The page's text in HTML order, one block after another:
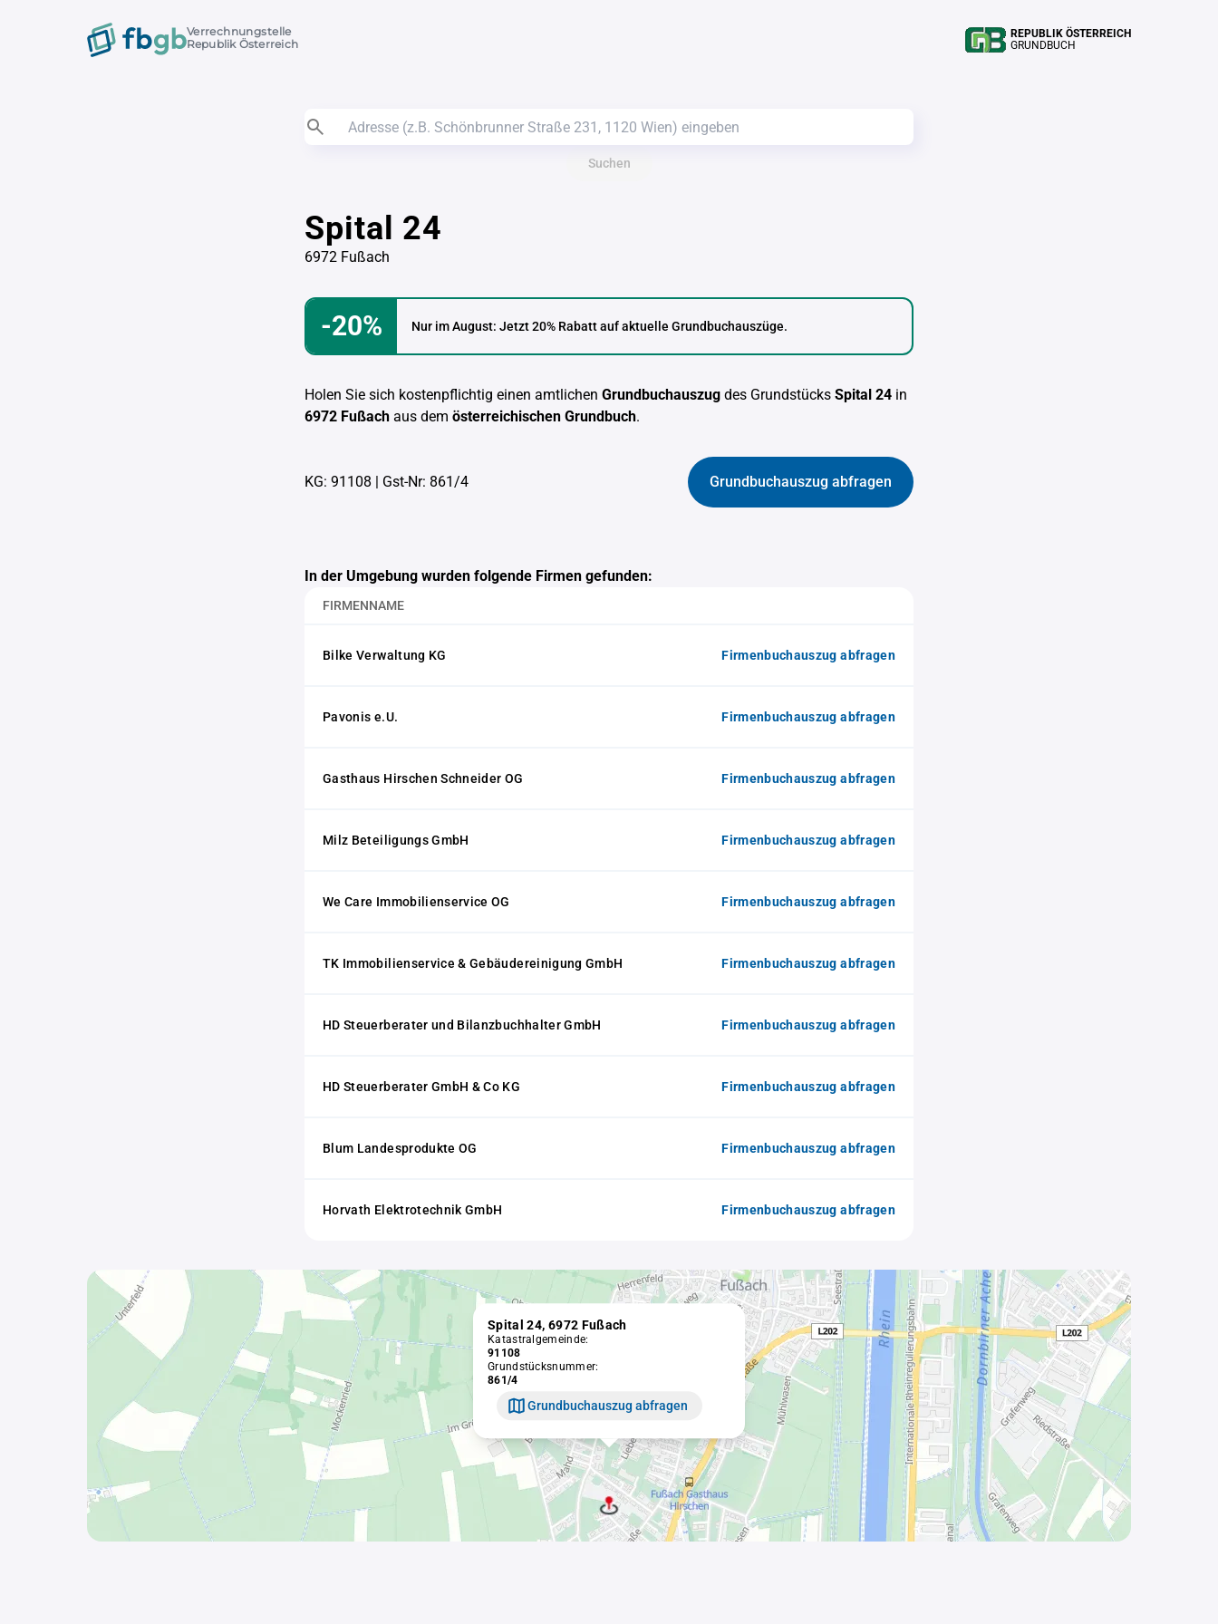
Verrechnungstelle
Republik Österreich
REPUBLIK ÖSTERREICH
GRUNDBUCH
Suchen
Spital 24
6972 Fußach
-20% Nur im August: Jetzt 20% Rabatt auf aktuelle Grundbuchauszüge.
Holen Sie sich kostenpflichtig einen amtlichen Grundbuchauszug des Grundstücks Spital 24 in
6972 Fußach aus dem österreichischen Grundbuch.
KG: 91108 | Gst-Nr: 861/4 Grundbuchauszug abfragen
In der Umgebung wurden folgende Firmen gefunden:
FIRMENNAME
Bilke Verwaltung KG Firmenbuchauszug abfragen
Pavonis e.U. Firmenbuchauszug abfragen
Gasthaus Hirschen Schneider OG Firmenbuchauszug abfragen
Milz Beteiligungs GmbH Firmenbuchauszug abfragen
We Care Immobilienservice OG Firmenbuchauszug abfragen
TK Immobilienservice & Gebäudereinigung GmbH Firmenbuchauszug abfragen
HD Steuerberater und Bilanzbuchhalter GmbH Firmenbuchauszug abfragen
HD Steuerberater GmbH & Co KG Firmenbuchauszug abfragen
Blum Landesprodukte OG Firmenbuchauszug abfragen
Horvath Elektrotechnik GmbH Firmenbuchauszug abfragen
Spital 24, 6972 Fußach
Katastralgemeinde:
91108
Grundstücksnummer:
861/4
Grundbuchauszug abfragen